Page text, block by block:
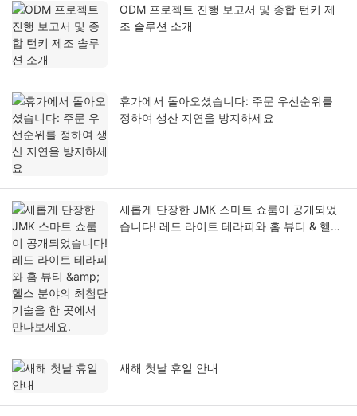
ODM 프로젝트 진행 보고서 및 종합 턴키 제
조 솔루션 소개
휴가에서 돌아오셨습니다: 주문 우선순위를
정하여 생산 지연을 방지하세요
새롭게 단장한 JMK 스마트 쇼룸이 공개되었
습니다! 레드 라이트 테라피와 홈 뷰티 & 헬스
새해 첫날 휴일 안내